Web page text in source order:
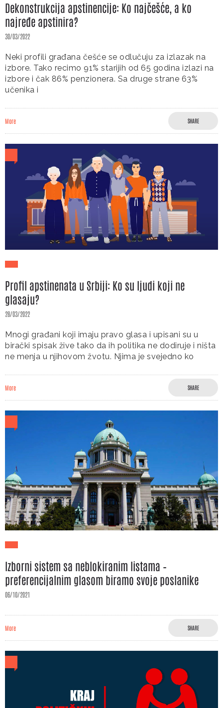
Dekonstrukcija apstinencije: Ko najčešće, a ko
najređe apstinira?
30/03/2022
Neki profili građana češće se odlučuju za izlazak na
izbore. Tako recimo 91% starijih od 65 godina izlazi na
izbore i čak 86% penzionera. Sa druge strane 63%
učenika i
More SHARE
Profil apstinenata u Srbiji: Ko su ljudi koji ne
glasaju?
28/03/2022
Mnogi građani koji imaju pravo glasa i upisani su u
birački spisak žive tako da ih politika ne dodiruje i ništa
ne menja u njihovom žvotu. Njima je svejedno ko
More SHARE
Izborni sistem sa neblokiranim listama –
preferencijalnim glasom biramo svoje poslanike
06/10/2021
More SHARE